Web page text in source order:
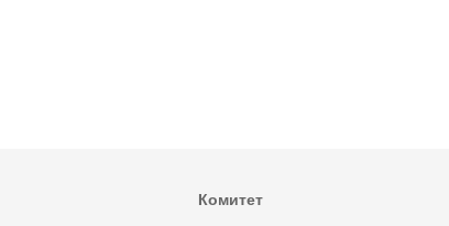
Комитет